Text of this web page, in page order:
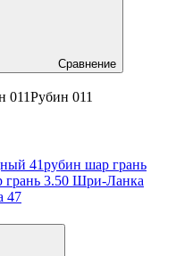
Сравнение
011Рубин 011
41рубин шар грань
грань 3.50 Шри-Ланка
47